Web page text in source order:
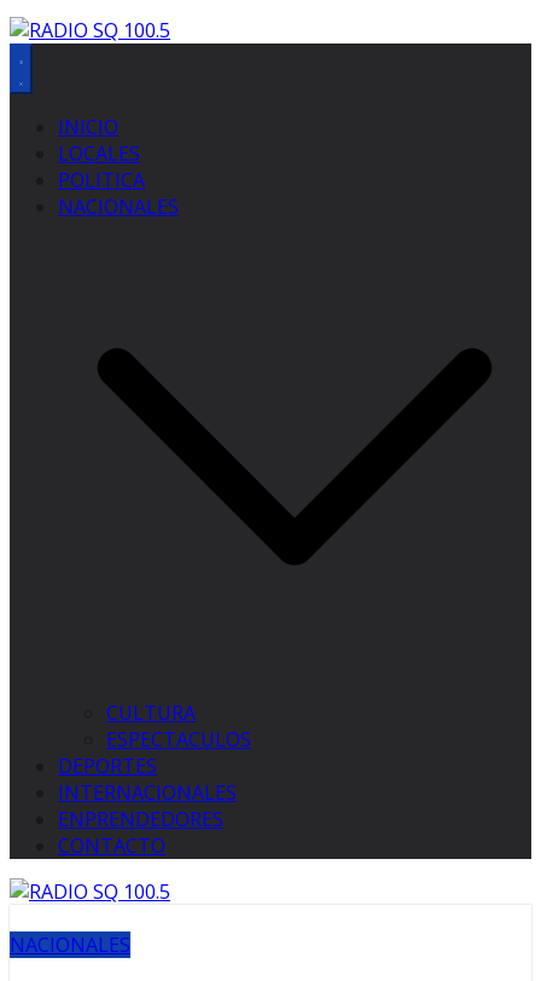
INICIO
LOCALES
POLITICA
NACIONALES
CULTURA
ESPECTACULOS
DEPORTES
INTERNACIONALES
ENPRENDEDORES
CONTACTO
NACIONALES